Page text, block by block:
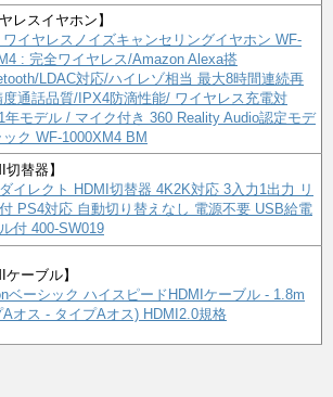
レスイヤホン】
ワイヤレスノイズキャンセリングイヤホン WF-
: 完全ワイヤレス/Amazon Alexa搭
LDAC対応/ハイレゾ相当 最大8時間連続再
通話品質/IPX4防滴性能/ ワイヤレス充電対
年モデル / マイク付き 360 Reality Audio認定モデ
ク WF-1000XM4 BM
切替器】
イレクト HDMI切替器 4K2K対応 3入力1出力 リ
PS4対応 自動切り替えなし 電源不要 USB給電
付 400-SW019
ケーブル】
ベーシック ハイスピードHDMIケーブル - 1.8m
Aオス - タイプAオス) HDMI2.0規格